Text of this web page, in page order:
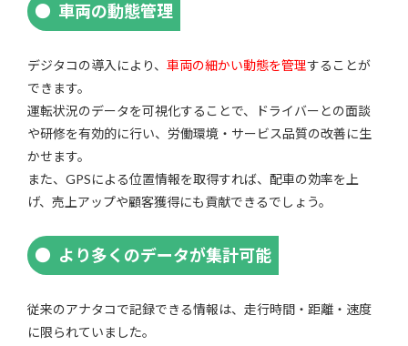
車両の動態管理
デジタコの導入により、 車両の細かい動態を管理することが
できます。
運転状況のデータを可視化することで、ドライバーとの面談
や研修を有効的に行い、労働環境・サービス品質の改善に生
かせます。
また、GPSによる位置情報を取得すれば、配車の効率を上
げ、売上アップや顧客獲得にも貢献できるでしょう。
より多くのデータが集計可能
従来のアナタコで記録できる情報は、走行時間・距離・速度
に限られていました。